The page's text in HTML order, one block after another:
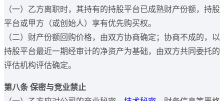
（一）乙方离职时，其持有的持股平台已成熟财产份额，持股
平台或甲方（或创始人）享有优先购买权。
（二）财产份额回购价格，由双方协商确定；协商不成的，以
持股平台最近一期经审计的净资产为基础，由双方共同委托的
评估机构评估确定。
第八条 保密与竞业禁止